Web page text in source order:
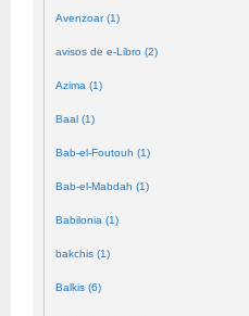
Avenzoar (1)
avisos de e-Libro (2)
Azima (1)
Baal (1)
Bab-el-Foutouh (1)
Bab-el-Mabdah (1)
Babilonia (1)
bakchis (1)
Balkis (6)